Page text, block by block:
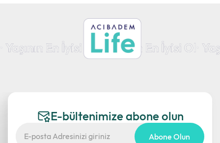
E-bültenimize abone olun
Abone Olun